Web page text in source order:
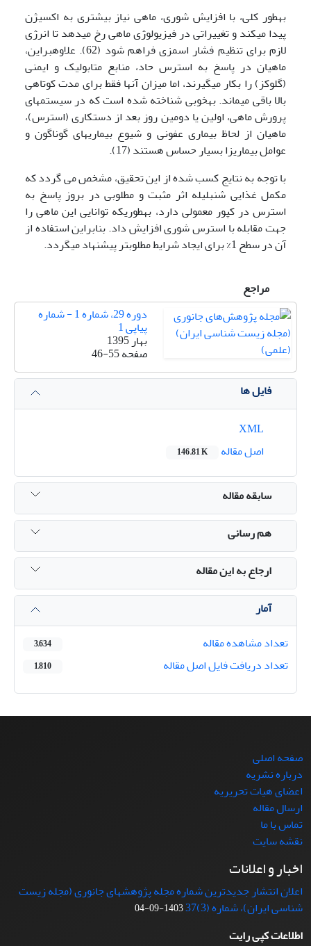
به­طور کلی، با افزایش شوری، ماهی نیاز بیشتری به اکسیژن
پیدا می­کند و تغییراتی در فیزیولوژی ماهی رخ می­دهد تا انرژی
لازم برای تنظیم فشار اسمزی فراهم شود (62). علاوه­براین،
ماهیان در پاسخ به استرس حاد، منابع متابولیک و ایمنی
(گلوکز) را بکار می­گیرند، اما میزان آن­ها فقط برای مدت کوتاهی
بالا باقی می­ماند. به­خوبی شناخته شده است که در سیستم­های
پرورش ماهی، اولین یا دومین روز بعد از دستکاری (استرس)،
ماهیان از لحاظ بیماری عفونی و شیوع بیماری­های گوناگون و
عوامل بیماری­زا بسیار حساس هستند (17).
با توجه به نتایج کسب شده از این تحقیق، مشخص می گردد که
مکمل غذایی شنبلیله اثر مثبت و مطلوبی در بروز پاسخ به
استرس در کپور معمولی دارد، به­طوری­که توانایی این ماهی را
جهت مقابله با استرس شوری افزایش داد. بنابراین استفاده از
آن در سطح 1% برای ایجاد شرایط مطلوب­تر پیشنهاد می­گردد.
مراجع
دوره 29، شماره 1 - شماره
پیاپی 1
بهار 1395
صفحه46-55
فایل ها
اصل مقاله
146.81 K
سابقه مقاله
هم رسانی
ارجاع به این مقاله
آمار
تعداد مشاهده مقاله
3,634
تعداد دریافت فایل اصل مقاله 1,810
صفحه اصلی
درباره نشریه
اعضای هیات تحریریه
ارسال مقاله
تماس با ما
نقشه سایت
اخبار و اعلانات
اعلان انتشار جدیدترین شماره مجله پژوهشهای جانوری (مجله زیست
شناسی ایران)، شماره (3)37
1403-09-04
اطلاعات کپی رایت